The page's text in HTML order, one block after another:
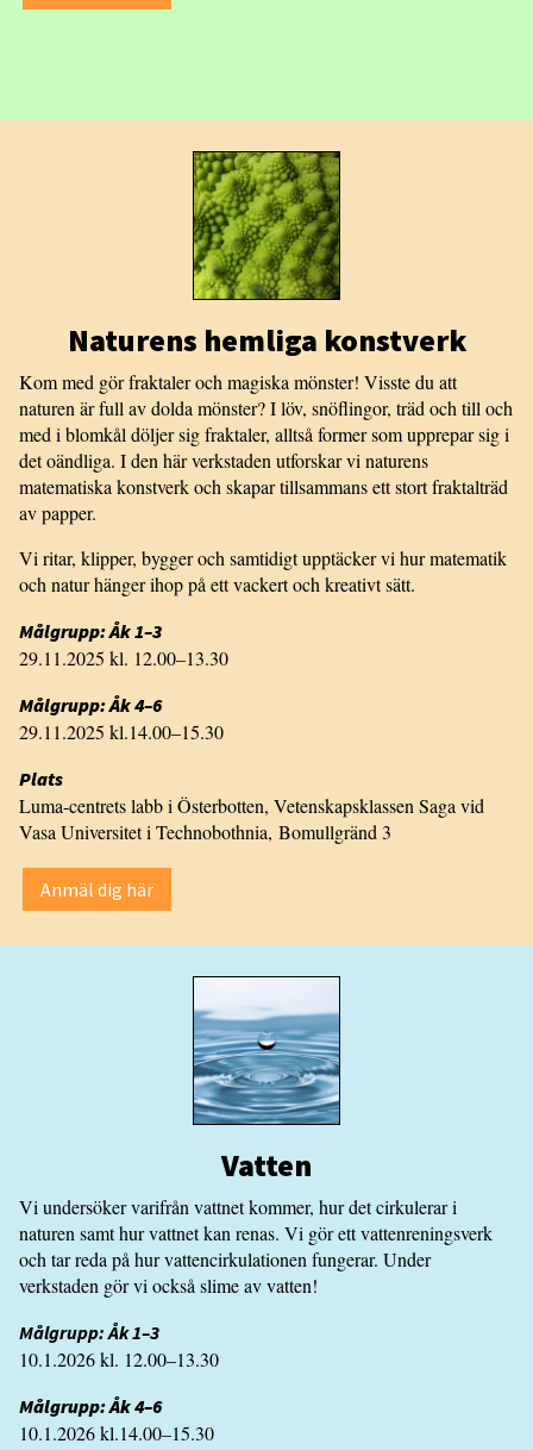
Naturens hemliga konstverk
Kom med gör fraktaler och magiska mönster! Visste du att
naturen är full av dolda mönster? I löv, snöflingor, träd och till och
med i blomkål döljer sig fraktaler, alltså former som upprepar sig i
det oändliga. I den här verkstaden utforskar vi naturens
matematiska konstverk och skapar tillsammans ett stort fraktalträd
av papper.
Vi ritar, klipper, bygger och samtidigt upptäcker vi hur matematik
och natur hänger ihop på ett vackert och kreativt sätt.
Målgrupp: Åk 1–3
29.11.2025 kl. 12.00–13.30
Målgrupp: Åk 4–6
29.11.2025 kl.14.00–15.30
Plats
Luma-centrets labb i Österbotten, Vetenskapsklassen Saga vid
Vasa Universitet i Technobothnia, Bomullgränd 3
Anmäl dig här
Vatten
Vi undersöker varifrån vattnet kommer, hur det cirkulerar i
naturen samt hur vattnet kan renas. Vi gör ett vattenreningsverk
och tar reda på hur vattencirkulationen fungerar. Under
verkstaden gör vi också slime av vatten!
Målgrupp: Åk 1–3
10.1.2026 kl. 12.00–13.30
Målgrupp: Åk 4–6
10.1.2026 kl.14.00–15.30